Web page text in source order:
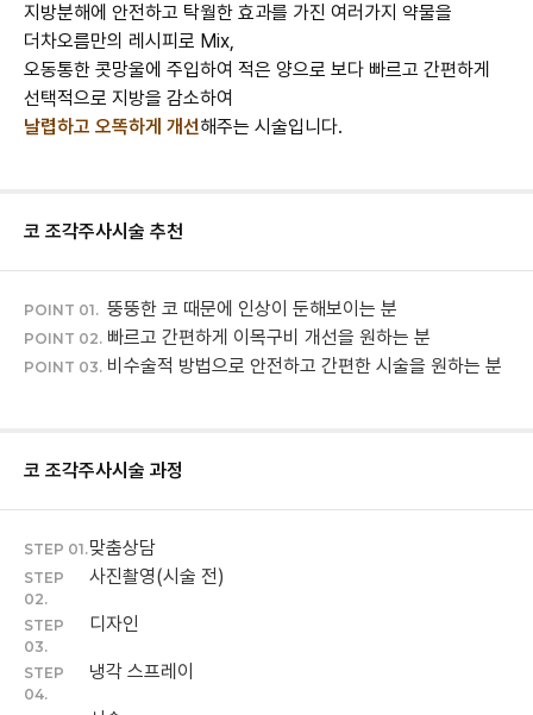
지방분해에 안전하고 탁월한 효과를 가진 여러가지 약물을
더차오름만의 레시피로 Mix,
오동통한 콧망울에 주입하여 적은 양으로 보다 빠르고 간편하게
날렵하고 오똑하게 개선해주는 시술입니다.
코 조각주사시술 추천
POINT 01. 뚱뚱한 코 때문에 인상이 둔해보이는 분
POINT 02. 빠르고 간편하게 이목구비 개선을 원하는 분
POINT 03. 비수술적 방법으로 안전하고 간편한 시술을 원하는 분
코 조각주사시술 과정
STEP 01.맞춤상담
STEP
02.
사진촬영(시술 전)
STEP
03.
디자인
STEP
04.
냉각 스프레이